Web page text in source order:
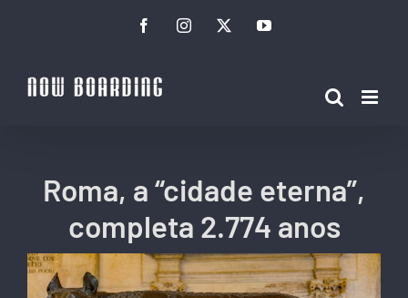
conteúdo
FacebookInstagramTwitterYouTube
Roma, a “cidade eterna”,
completa 2.774 anos